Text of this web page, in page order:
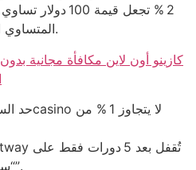
المتساوي الساقين للرهان غير المستدام.
كازينو أون لاين مكافأة مجانية
“سلوتات جديدة بدون إيداع”.